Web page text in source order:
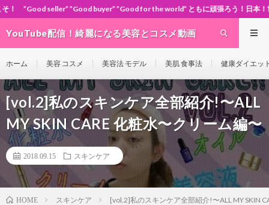
buyer” ”Good for the world” ともに頑張ろう！日本！世界！
YouTube配信！綺麗になる美容とコスメ動画
ホーム 美容 コスメ 美容法 モデル 美肌 食事法 健康ダイエッ
[vol.2]私のスキンケア全部紹介!〜ALL
MY SKIN CARE 化粧水〜クリーム編〜
2018.09.15 スキンケア
HOME スキンケア [vol.2]私のスキンケア全部紹介!〜ALL MY SKIN